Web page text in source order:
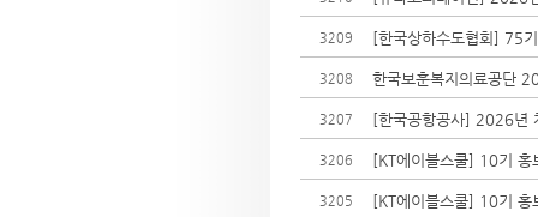
3209 [한국상하수도협회] 75
3208 한국보훈복지의료공단
3207 [한국공항공사] 2026년
3206 [KT에이블스쿨] 10기 홍
3205 [KT에이블스쿨] 10기 홍